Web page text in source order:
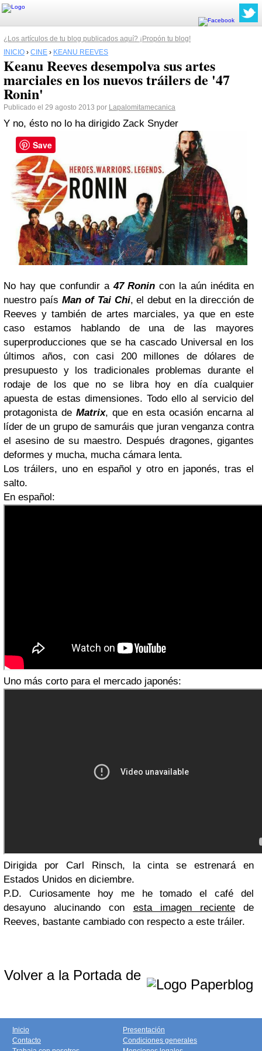
¿Los artículos de tu blog publicados aquí? ¡Propón tu blog!
INICIO › CINE › KEANU REEVES
Keanu Reeves desempolva sus artes
marciales en los nuevos tráilers de '47
Ronin'
Publicado el 29 agosto 2013 por Lapalomitamecanica
Y no, ésto no lo ha dirigido Zack Snyder
No hay que confundir a47 Ronincon la aún inédita en
nuestro país Man of Tai Chi, el debut en la dirección de
Reeves y también de artes marciales, ya que en este
caso estamos hablando de una de las mayores
superproducciones que se ha cascado Universal en los
últimos años, con casi 200 millones de dólares de
presupuesto y los tradicionales problemas durante el
rodaje de los que no se libra hoy en día cualquier
apuesta de estas dimensiones. Todo ello al servicio del
protagonista de Matrix, que en esta ocasión encarna al
líder de un grupo de samuráis que juran venganza contra
el asesino de su maestro. Después dragones, gigantes
deformes y mucha, mucha cámara lenta.
Los tráilers, uno en español y otro en japonés, tras el
salto.
En español:
Uno más corto para el mercado japonés:
Dirigida por Carl Rinsch, la cinta se estrenará en
Estados Unidos en diciembre.
P.D. Curiosamente hoy me he tomado el café del
desayuno alucinando con esta imagen recientede
Reeves, bastante cambiado con respecto a este tráiler.
Volver a la Portada de
Inicio
Contacto
Presentación
Condiciones generales
Save